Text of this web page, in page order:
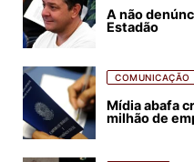
A não
Estadão
COMUNICAÇÃO
Mídia abafa
milhão de